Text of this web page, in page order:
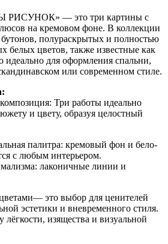
— это три картины с
на кремовом фоне. В коллекции
полураскрытых и полностью
белых цветов, также известные как
идеально для оформления спальни,
или современном стиле.
Три работы идеально
и цвету, образуя целостный
палитра: кремовый фон и бело-
с любым интерьером.
лаконичные линии и
это выбор для ценителей
эстетики и вневременного стиля.
лёгкости, изящества и визуальной